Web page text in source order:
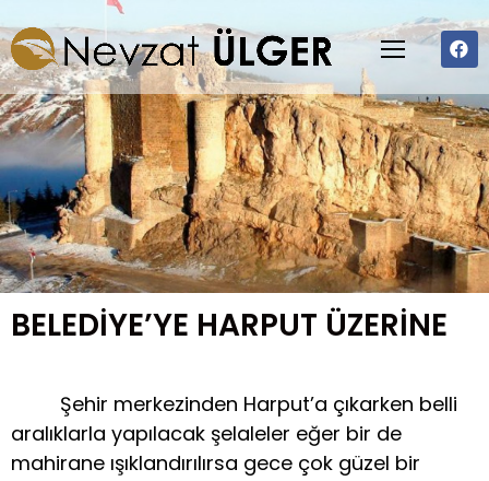
BELEDİYE’YE HARPUT ÜZERİNE
Şehir merkezinden Harput’a çıkarken belli
aralıklarla yapılacak şelaleler eğer bir de
mahirane ışıklandırılırsa gece çok güzel bir